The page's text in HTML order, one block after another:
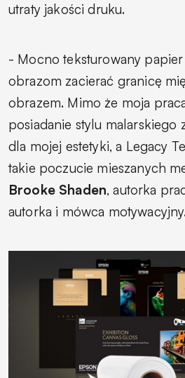
utraty jakości druku.
- Mocno teksturowany
obrazom zacierać granicę
obrazem. Mimo że moja
posiadanie stylu malarskiego
dla mojej estetyki, a Legacy
takie poczucie mieszanych
Brooke Shaden, autorka
autorka i mówca